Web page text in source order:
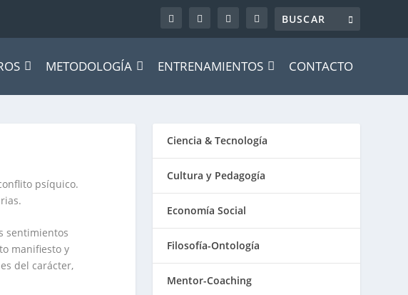
METODOLOGÍA ENTRENAMIENTOS CONTACTO
psíquico.
sentimientos
manifiesto y
del carácter,
Ciencia & Tecnología
Cultura y Pedagogía
Economía Social
Filosofía-Ontología
Mentor-Coaching